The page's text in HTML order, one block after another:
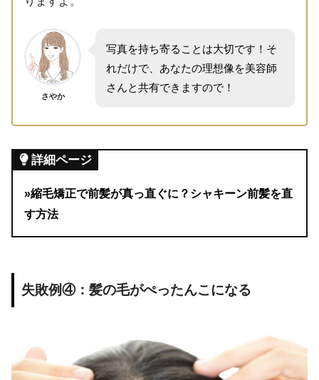
さやか
写真を持ち寄ることは大切です！そ
れだけで、あなたの理想像を美容師
さんと共有できますので！
詳細ページ
»縮毛矯正で前髪が真っ直ぐに？シャキーン前髪を直
す方法
失敗例④：髪の毛がぺったんこになる